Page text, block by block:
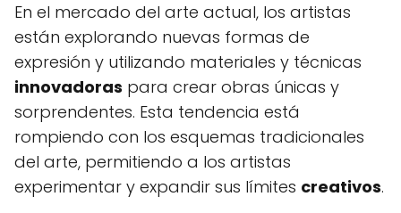
En el mercado del arte actual, los artistas
están explorando nuevas formas de
expresión y utilizando materiales y técnicas
innovadoras para crear obras únicas y
sorprendentes. Esta tendencia está
rompiendo con los esquemas tradicionales
del arte, permitiendo a los artistas
experimentar y expandir sus límites creativos.